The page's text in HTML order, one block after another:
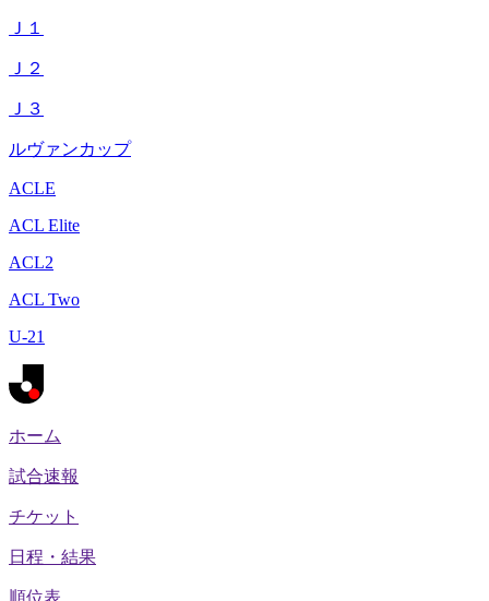
Ｊ１
Ｊ２
Ｊ３
ルヴァンカップ
ACLE
ACL Elite
ACL2
ACL Two
U-21
ホーム
試合速報
チケット
日程・結果
順位表